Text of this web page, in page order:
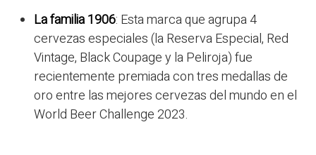
La familia 1906: Esta marca que agrupa 4
cervezas especiales (la Reserva Especial, Red
Vintage, Black Coupage y la Peliroja) fue
recientemente premiada con tres medallas de
oro entre las mejores cervezas del mundo en el
World Beer Challenge 2023.